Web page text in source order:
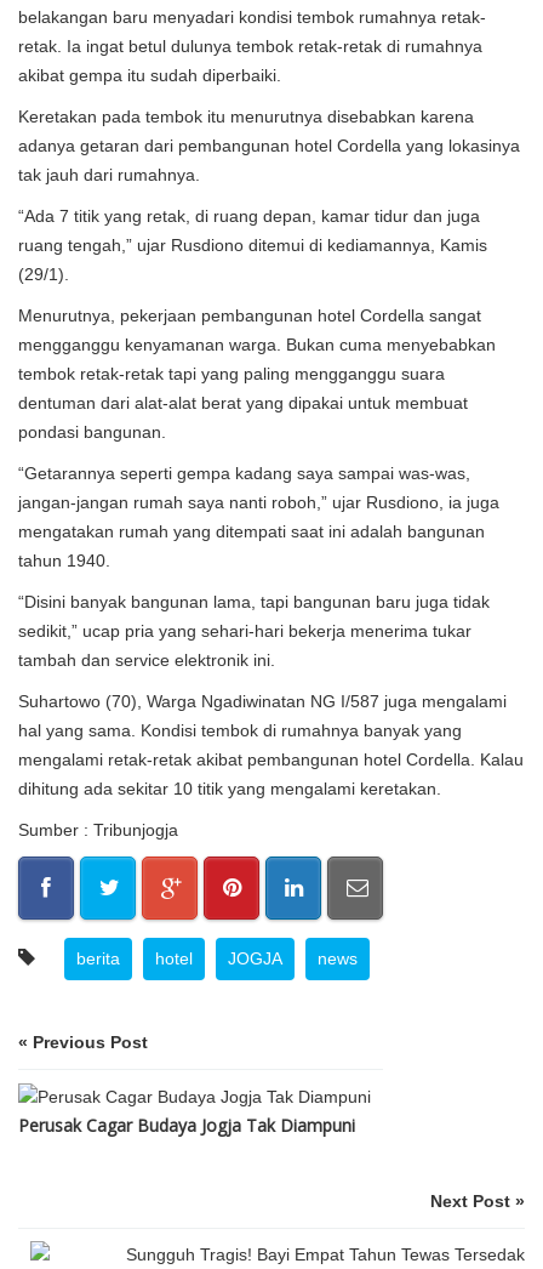
belakangan baru menyadari kondisi tembok rumahnya retak-
retak. Ia ingat betul dulunya tembok retak-retak di rumahnya
akibat gempa itu sudah diperbaiki.
Keretakan pada tembok itu menurutnya disebabkan karena
adanya getaran dari pembangunan hotel Cordella yang lokasinya
tak jauh dari rumahnya.
“Ada 7 titik yang retak, di ruang depan, kamar tidur dan juga
ruang tengah,” ujar Rusdiono ditemui di kediamannya, Kamis
(29/1).
Menurutnya, pekerjaan pembangunan hotel Cordella sangat
mengganggu kenyamanan warga. Bukan cuma menyebabkan
tembok retak-retak tapi yang paling mengganggu suara
dentuman dari alat-alat berat yang dipakai untuk membuat
pondasi bangunan.
“Getarannya seperti gempa kadang saya sampai was-was,
jangan-jangan rumah saya nanti roboh,” ujar Rusdiono, ia juga
mengatakan rumah yang ditempati saat ini adalah bangunan
tahun 1940.
“Disini banyak bangunan lama, tapi bangunan baru juga tidak
sedikit,” ucap pria yang sehari-hari bekerja menerima tukar
tambah dan service elektronik ini.
Suhartowo (70), Warga Ngadiwinatan NG I/587 juga mengalami
hal yang sama. Kondisi tembok di rumahnya banyak yang
mengalami retak-retak akibat pembangunan hotel Cordella. Kalau
dihitung ada sekitar 10 titik yang mengalami keretakan.
Sumber : Tribunjogja
berita hotel JOGJA news
« Previous Post
Perusak Cagar Budaya Jogja Tak Diampuni
Next Post »